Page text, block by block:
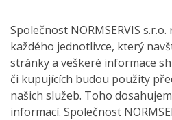
Společnost NORMSERVIS
každého jednotlivce, který
stránky a veškeré informace
či kupujících budou použity
našich služeb. Toho
informací. Společnost